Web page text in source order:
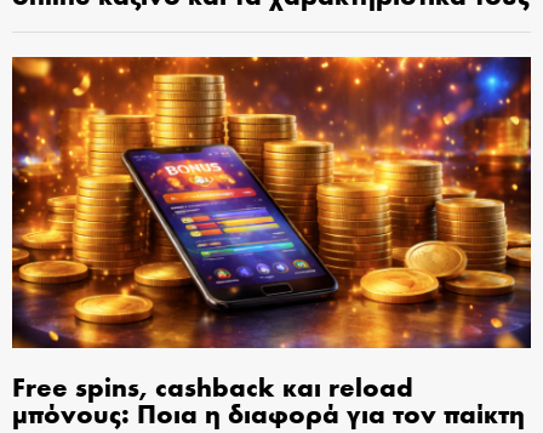
Free spins, cashback και reload
μπόνους: Ποια η διαφορά για τον παίκτη